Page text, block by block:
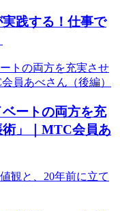
実践する！仕事で
ベートの両方を充
」｜MTC会員あ